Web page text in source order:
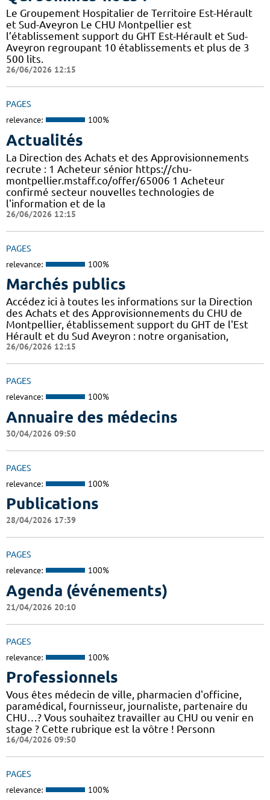
Le Groupement Hospitalier de Territoire Est-Hérault
et Sud-Aveyron Le CHU Montpellier est
l’établissement support du GHT Est-Hérault et Sud-
Aveyron regroupant 10 établissements et plus de 3
500 lits.
26/06/2026 12:15
PAGES
relevance: 100%
Actualités
La Direction des Achats et des Approvisionnements
recrute : 1 Acheteur sénior https://chu-
montpellier.mstaff.co/offer/65006 1 Acheteur
confirmé secteur nouvelles technologies de
l'information et de la
26/06/2026 12:15
PAGES
relevance: 100%
Marchés publics
Accédez ici à toutes les informations sur la Direction
des Achats et des Approvisionnements du CHU de
Montpellier, établissement support du GHT de l'Est
Hérault et du Sud Aveyron : notre organisation,
26/06/2026 12:15
PAGES
relevance: 100%
Annuaire des médecins
30/04/2026 09:50
PAGES
relevance: 100%
Publications
28/04/2026 17:39
PAGES
relevance: 100%
Agenda (événements)
21/04/2026 20:10
PAGES
relevance: 100%
Professionnels
Vous êtes médecin de ville, pharmacien d'officine,
paramédical, fournisseur, journaliste, partenaire du
CHU…? Vous souhaitez travailler au CHU ou venir en
stage ? Cette rubrique est la vôtre ! Personn
16/04/2026 09:50
PAGES
relevance: 100%